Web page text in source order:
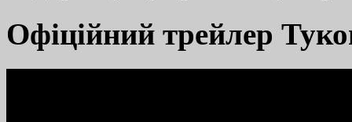
Офіційний трейлер